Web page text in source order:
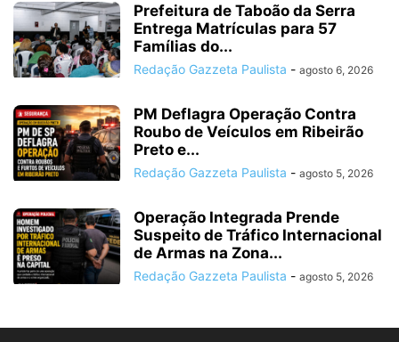
Prefeitura de Taboão da Serra
Entrega Matrículas para 57
Famílias do...
Redação Gazzeta Paulista - agosto 6, 2026
PM Deflagra Operação Contra
Roubo de Veículos em Ribeirão
Preto e...
Redação Gazzeta Paulista - agosto 5, 2026
Operação Integrada Prende
Suspeito de Tráfico Internacional
de Armas na Zona...
Redação Gazzeta Paulista - agosto 5, 2026